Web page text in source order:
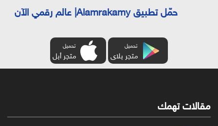
حمّل تطبيق Alamrakamy| عالم رقمي الآن
تحميل
متجر بلاى
تحميل
متجر أبل
مقالات تهمك